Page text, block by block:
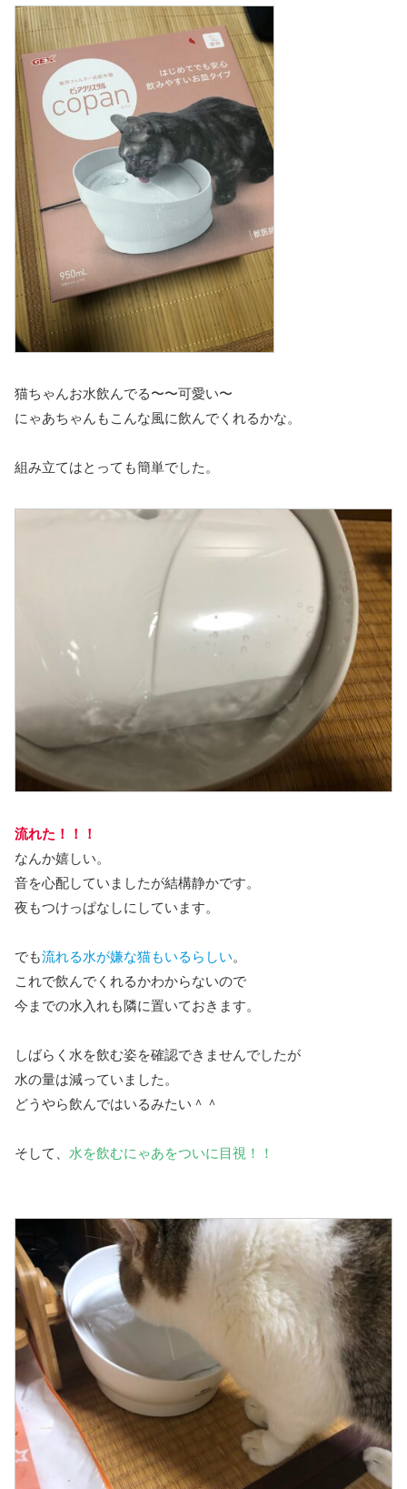
猫ちゃんお水飲んでる〜〜可愛い〜
にゃあちゃんもこんな風に飲んでくれるかな。
組み立てはとっても簡単でした。
流れた！！！
なんか嬉しい。
音を心配していましたが結構静かです。
夜もつけっぱなしにしています。
でも流れる水が嫌な猫もいるらしい。
これで飲んでくれるかわからないので
今までの水入れも隣に置いておきます。
しばらく水を飲む姿を確認できませんでしたが
水の量は減っていました。
どうやら飲んではいるみたい＾＾
そして、 水を飲むにゃあをついに目視！！